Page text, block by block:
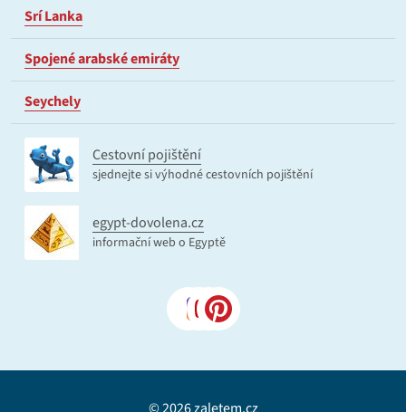
Srí Lanka
Spojené arabské emiráty
Seychely
Cestovní pojištění
sjednejte si výhodné cestovních pojištění
egypt-dovolena.cz
informační web o Egyptě
© 2026 zaletem.cz